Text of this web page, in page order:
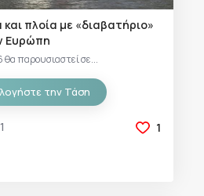
πλοία με «διαβατήριο»
Ευρώπη
παρουσιαστεί σε...
την Τάση
1